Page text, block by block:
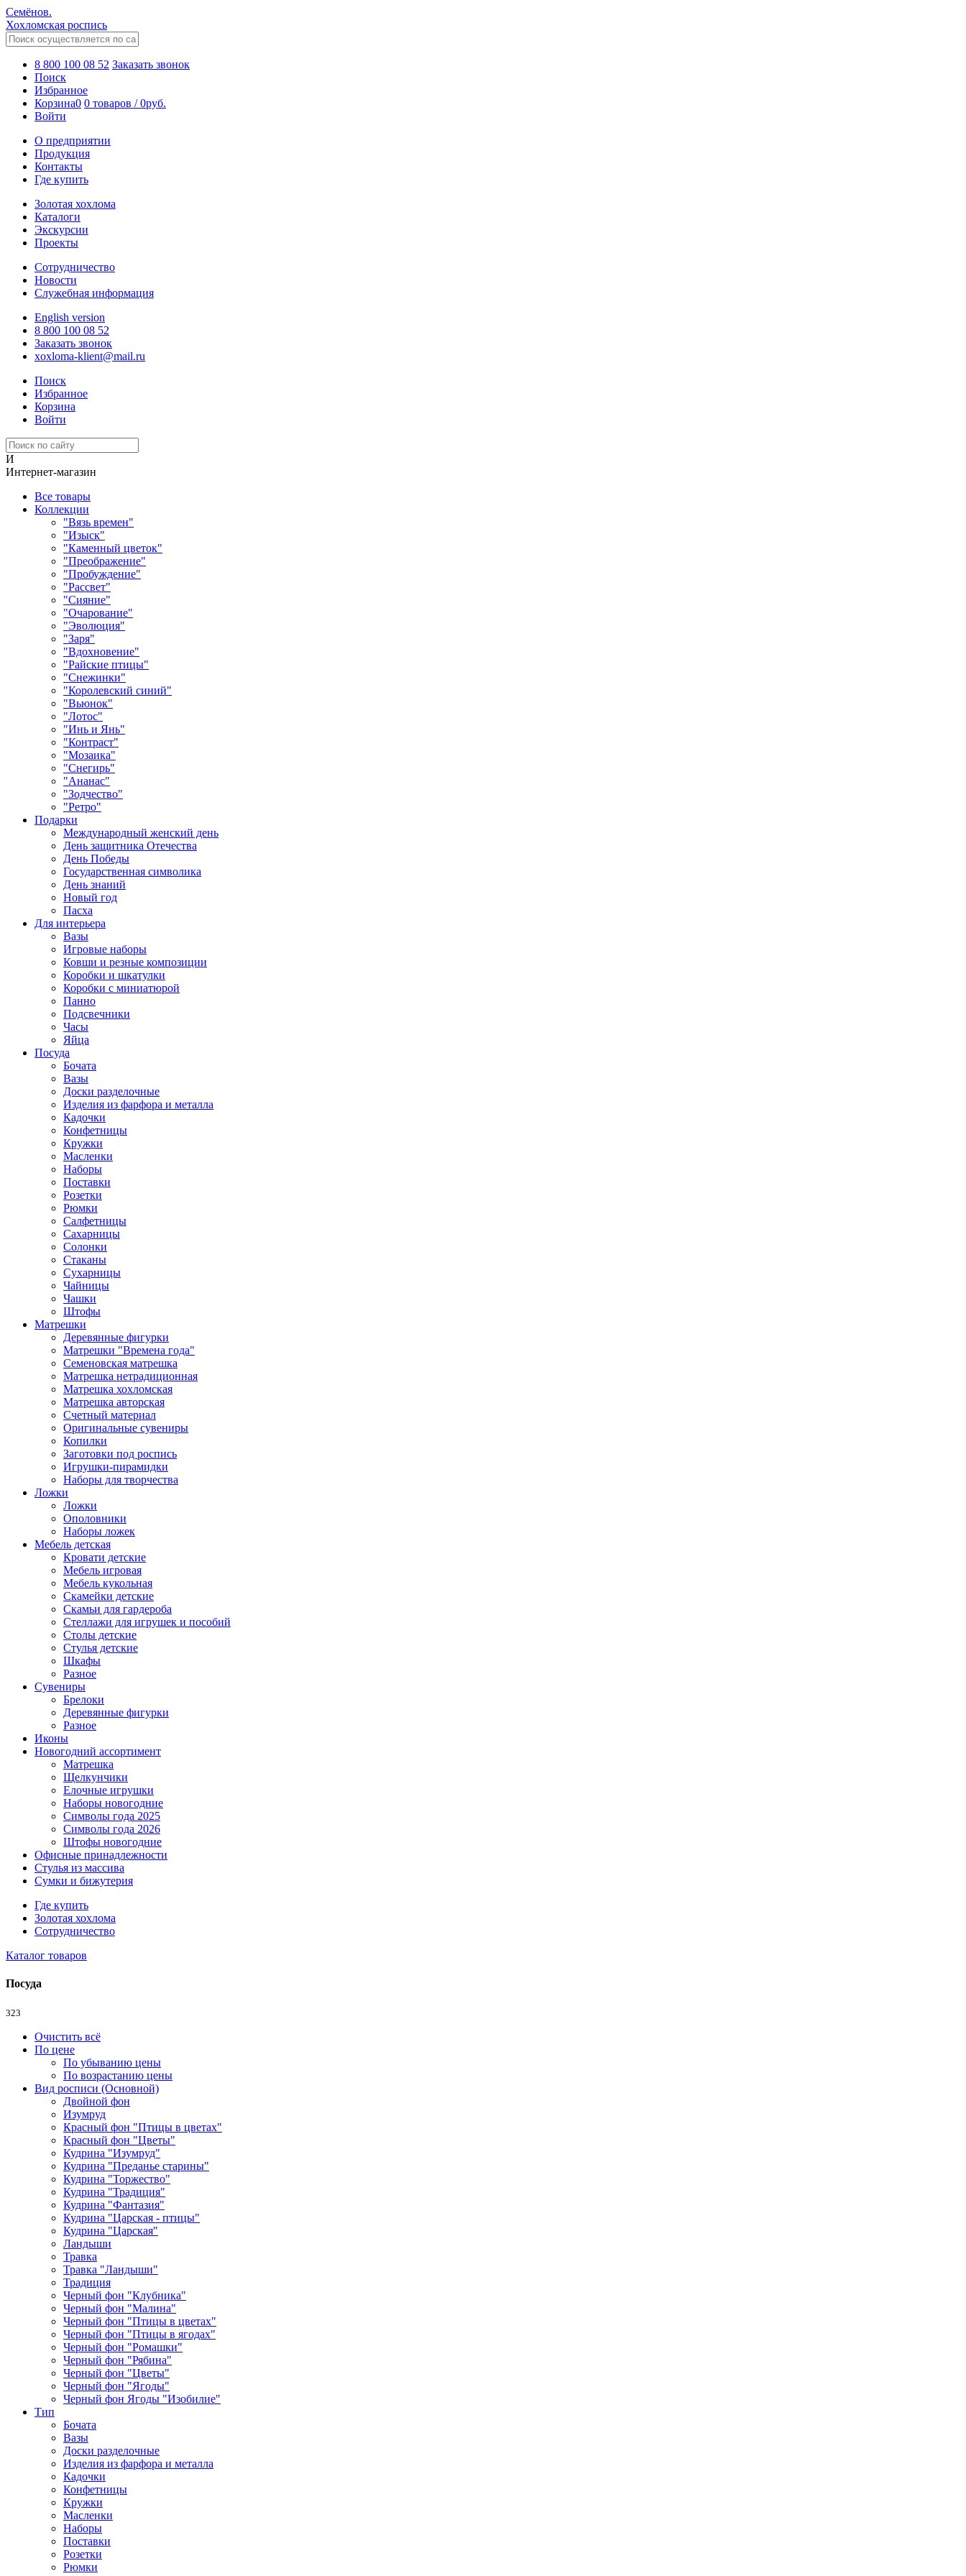
Семёнов.
Хохломская роспись
8 800 100 08 52 Заказать звонок
Поиск
Избранное
Корзина0 0 товаров /0руб.
Войти
О предприятии
Продукция
Контакты
Где купить
Золотая хохлома
Каталоги
Экскурсии
Проекты
Сотрудничество
Новости
Служебная информация
English version
8 800 100 08 52
Заказать звонок
xoxloma-klient@mail.ru
Поиск
Избранное
Корзина
Войти
И
Интернет-магазин
Все товары
Коллекции
"Вязь времен"
"Изыск"
"Каменный цветок"
"Преображение"
"Пробуждение"
"Рассвет"
"Сияние"
"Очарование"
"Эволюция"
"Заря"
"Вдохновение"
"Райские птицы"
"Снежинки"
"Королевский синий"
"Вьюнок"
"Лотос"
"Инь и Янь"
"Контраст"
"Мозаика"
"Снегирь"
"Ананас"
"Зодчество"
"Ретро"
Подарки
Международный женский день
День защитника Отечества
День Победы
Государственная символика
День знаний
Новый год
Пасха
Для интерьера
Вазы
Игровые наборы
Ковши и резные композиции
Коробки и шкатулки
Коробки с миниатюрой
Панно
Подсвечники
Часы
Яйца
Посуда
Бочата
Вазы
Доски разделочные
Изделия из фарфора и металла
Кадочки
Конфетницы
Кружки
Масленки
Наборы
Поставки
Розетки
Рюмки
Салфетницы
Сахарницы
Солонки
Стаканы
Сухарницы
Чайницы
Чашки
Штофы
Матрешки
Деревянные фигурки
Матрешки "Времена года"
Семеновская матрешка
Матрешка нетрадиционная
Матрешка хохломская
Матрешка авторская
Счетный материал
Оригинальные сувениры
Копилки
Заготовки под роспись
Игрушки-пирамидки
Наборы для творчества
Ложки
Ложки
Ополовники
Наборы ложек
Мебель детская
Кровати детские
Мебель игровая
Мебель кукольная
Скамейки детские
Скамьи для гардероба
Стеллажи для игрушек и пособий
Столы детские
Стулья детские
Шкафы
Разное
Сувениры
Брелоки
Деревянные фигурки
Разное
Иконы
Новогодний ассортимент
Матрешка
Щелкунчики
Елочные игрушки
Наборы новогодние
Символы года 2025
Символы года 2026
Штофы новогодние
Офисные принадлежности
Стулья из массива
Сумки и бижутерия
Где купить
Золотая хохлома
Сотрудничество
Каталог товаров
Посуда
323
Очистить всё
По цене
По убыванию цены
По возрастанию цены
Вид росписи (Основной)
Двойной фон
Изумруд
Красный фон "Птицы в цветах"
Красный фон "Цветы"
Кудрина "Изумруд"
Кудрина "Преданье старины"
Кудрина "Торжество"
Кудрина "Традиция"
Кудрина "Фантазия"
Кудрина "Царская - птицы"
Кудрина "Царская"
Ландыши
Травка
Травка "Ландыши"
Традиция
Черный фон "Клубника"
Черный фон "Малина"
Черный фон "Птицы в цветах"
Черный фон "Птицы в ягодах"
Черный фон "Ромашки"
Черный фон "Рябина"
Черный фон "Цветы"
Черный фон "Ягоды"
Черный фон Ягоды "Изобилие"
Тип
Бочата
Вазы
Доски разделочные
Изделия из фарфора и металла
Кадочки
Конфетницы
Кружки
Масленки
Наборы
Поставки
Розетки
Рюмки